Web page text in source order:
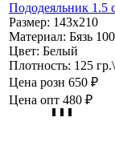
Пододеяльник 1.5
Размер: 143х210
Материал: Бязь
Цвет: Белый
Плотность: 125
Цена розн 650 ₽
Цена опт 480 ₽